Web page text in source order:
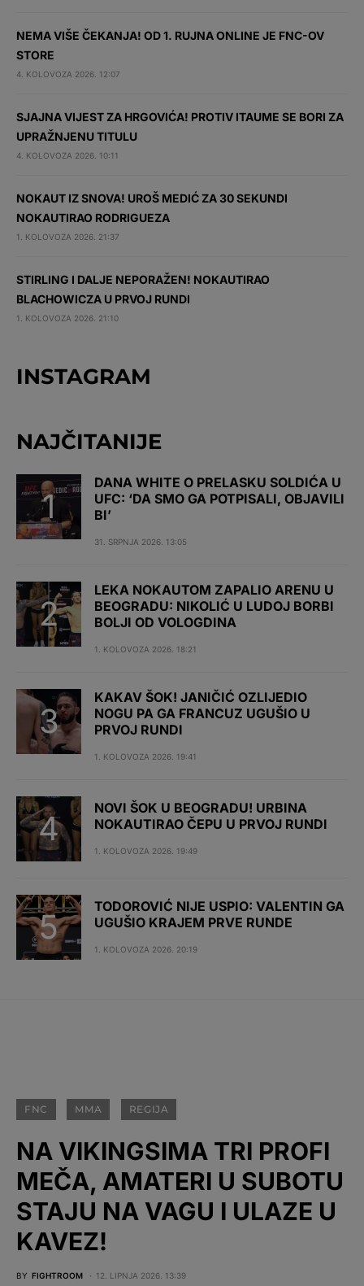
NEMA VIŠE ČEKANJA! OD 1. RUJNA ONLINE JE FNC-OV
STORE
4. KOLOVOZA 2026. 12:07
SJAJNA VIJEST ZA HRGOVIĆA! PROTIV ITAUME SE BORI ZA
UPRAŽNJENU TITULU
4. KOLOVOZA 2026. 10:11
NOKAUT IZ SNOVA! UROŠ MEDIĆ ZA 30 SEKUNDI
NOKAUTIRAO RODRIGUEZA
1. KOLOVOZA 2026. 21:37
STIRLING I DALJE NEPORAŽEN! NOKAUTIRAO
BLACHOWICZA U PRVOJ RUNDI
1. KOLOVOZA 2026. 21:10
INSTAGRAM
NAJČITANIJE
DANA WHITE O PRELASKU SOLDIĆA U
UFC: ‘DA SMO GA POTPISALI, OBJAVILI
BI’
31. SRPNJA 2026. 13:05
LEKA NOKAUTOM ZAPALIO ARENU U
BEOGRADU: NIKOLIĆ U LUDOJ BORBI
BOLJI OD VOLOGDINA
1. KOLOVOZA 2026. 18:21
KAKAV ŠOK! JANIČIĆ OZLIJEDIO
NOGU PA GA FRANCUZ UGUŠIO U
PRVOJ RUNDI
1. KOLOVOZA 2026. 19:41
NOVI ŠOK U BEOGRADU! URBINA
NOKAUTIRAO ČEPU U PRVOJ RUNDI
1. KOLOVOZA 2026. 19:49
TODOROVIĆ NIJE USPIO: VALENTIN GA
UGUŠIO KRAJEM PRVE RUNDE
1. KOLOVOZA 2026. 20:19
FNC MMA REGIJA
NA VIKINGSIMA TRI PROFI
MEČA, AMATERI U SUBOTU
STAJU NA VAGU I ULAZE U
KAVEZ!
BY FIGHTROOM 12. LIPNJA 2026. 13:39